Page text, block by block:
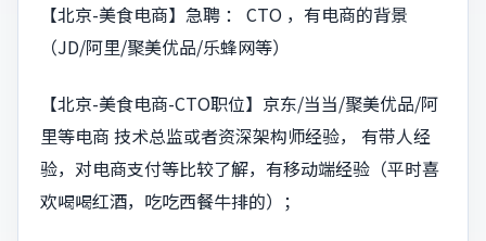
【北京-美食电商】急聘 ： CTO ，有电商的背景
（JD/阿里/聚美优品/乐蜂网等）
【北京-美食电商-CTO职位】京东/当当/聚美优品/阿
里等电商 技术总监或者资深架构师经验， 有带人经
验，对电商支付等比较了解，有移动端经验（平时喜
欢喝喝红酒，吃吃西餐牛排的）；